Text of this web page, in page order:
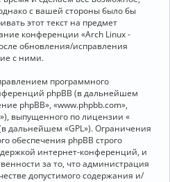
и
я
с вашей стороны было бы
этот текст на предмет
конференции «Arch Linux -
обновления/исправления
с ними.
программного
phpBB (в дальнейшем
phpBB», «www.phpbb.com»,
выпущенного по лицензии «
дальнейшем «GPL»). Ограничения
обеспечения phpBB строго
интернет-конференций, и
за то, что администрация
допустимого содержания и/